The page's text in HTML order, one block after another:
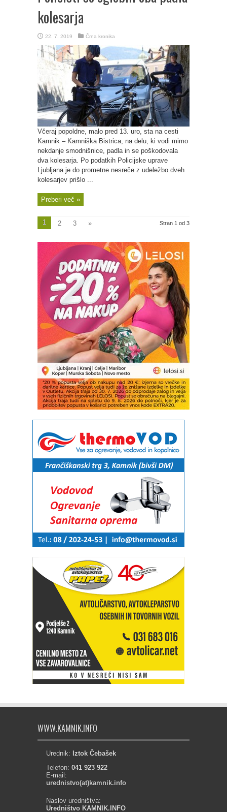
kolesarja
22. 7. 2019 Črna kronika
Včeraj popoldne, malo pred 13. uro, sta na cesti
Kamnik – Kamniška Bistrica, na delu, ki vodi mimo
nekdanje smodnišnice, padla in se poškodovala
dva kolesarja. Po podatkih Policijske uprave
Ljubljana je do prometne nesreče z udeležbo dveh
kolesarjev prišlo ...
Preberi več »
Stran 1 od 3
1 2 3 »
WWW.KAMNIK.INFO
Urednik: Iztok Čebašek
Telefon: 041 923 922
E-mail:
urednistvo(at)kamnik.info
Naslov uredništva:
Uredništvo KAMNIK.INFO